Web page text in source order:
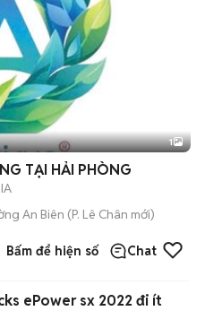
1
*** 2 LAO ĐỘNG PHỔ THÔNG TẠI HẢI PHÒNG
An Biên (P. Lê Chân mới)
Bấm để hiện số Chat
ePower sx 2022 đi ít